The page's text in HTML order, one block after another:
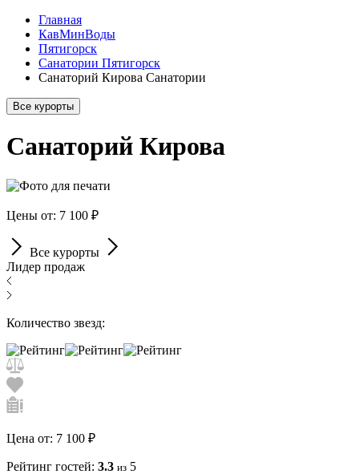
Главная
КавМинВоды
Пятигорск
Санатории Пятигорск
Санаторий Кирова Санатории
Все курорты
Санаторий Кирова
Цены от: 7 100 ₽
Все курорты
Лидер продаж
Количество звезд:
Цена от: 7 100 ₽
Рейтинг гостей: 3.3 из 5